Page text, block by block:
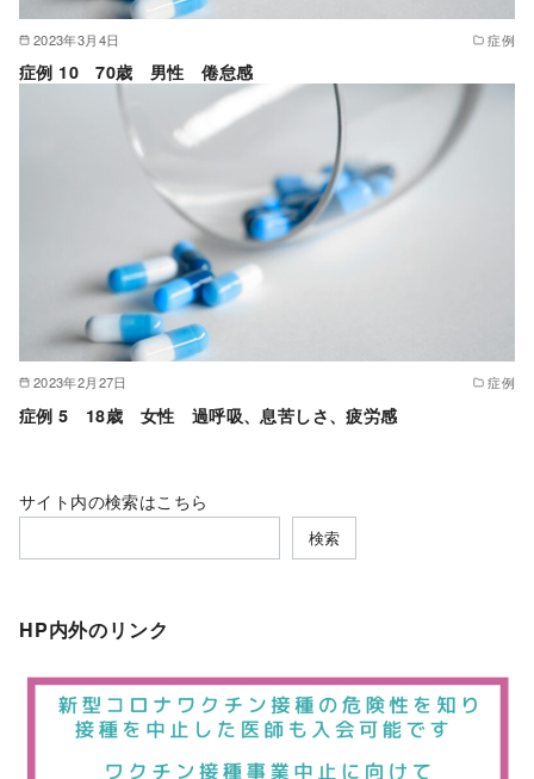
2023年3月4日 症例
症例 10 70歳 男性 倦怠感
2023年2月27日 症例
症例 5 18歳 女性 過呼吸、息苦しさ、疲労感
サイト内の検索はこちら
検索
HP内外のリンク